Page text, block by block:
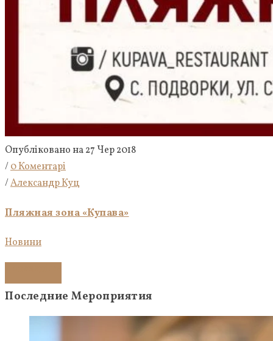
Опубліковано на 27 Чер 2018
/0 Коментарі
/Александр Куц
Пляжная зона «Купава»
Новини
Последние Мероприятия